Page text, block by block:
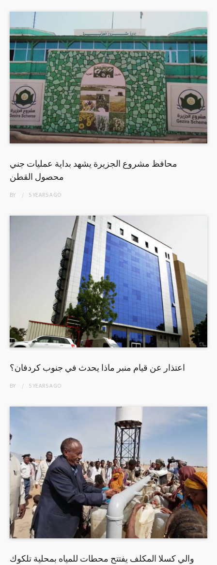
محافظ مشروع الجزيرة يشهد بداية عمليات جني
محصول القطن
BY 5 YEARSAGO
اعتذار عن قيام منبر ماذا يحدث في جنوب كردفان؟
BY 5 YEARSAGO
والي كسلا المكلف يفتتح محطات للمياه بمحلية تلكوك